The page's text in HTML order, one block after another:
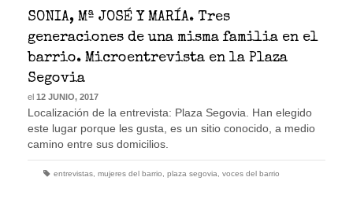
SONIA, Mª JOSÉ Y MARÍA. Tres
generaciones de una misma familia en el
barrio. Microentrevista en la Plaza
Segovia
el 12 JUNIO, 2017
Localización de la entrevista: Plaza Segovia. Han elegido
este lugar porque les gusta, es un sitio conocido, a medio
camino entre sus domicilios.
entrevistas mujeres del barrio plaza segovia voces del barrio